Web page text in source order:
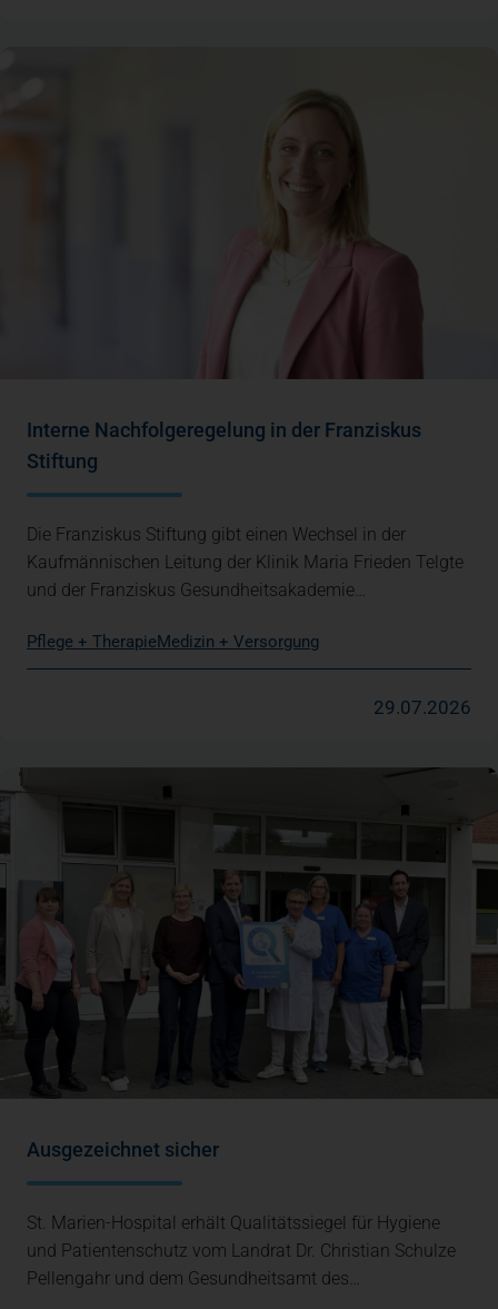
Interne Nachfolgeregelung in der Franziskus
Stiftung
Die Franziskus Stiftung gibt einen Wechsel in der
Kaufmännischen Leitung der Klinik Maria Frieden Telgte
und der Franziskus Gesundheitsakademie…
Pflege + TherapieMedizin + Versorgung
29.07.2026
Ausgezeichnet sicher
St. Marien-Hospital erhält Qualitätssiegel für Hygiene
und Patientenschutz vom Landrat Dr. Christian Schulze
Pellengahr und dem Gesundheitsamt des…